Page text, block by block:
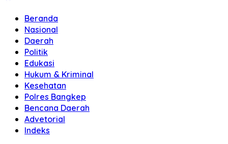
Beranda
Nasional
Daerah
Politik
Edukasi
Hukum & Kriminal
Kesehatan
Polres Bangkep
Bencana Daerah
Advetorial
Indeks